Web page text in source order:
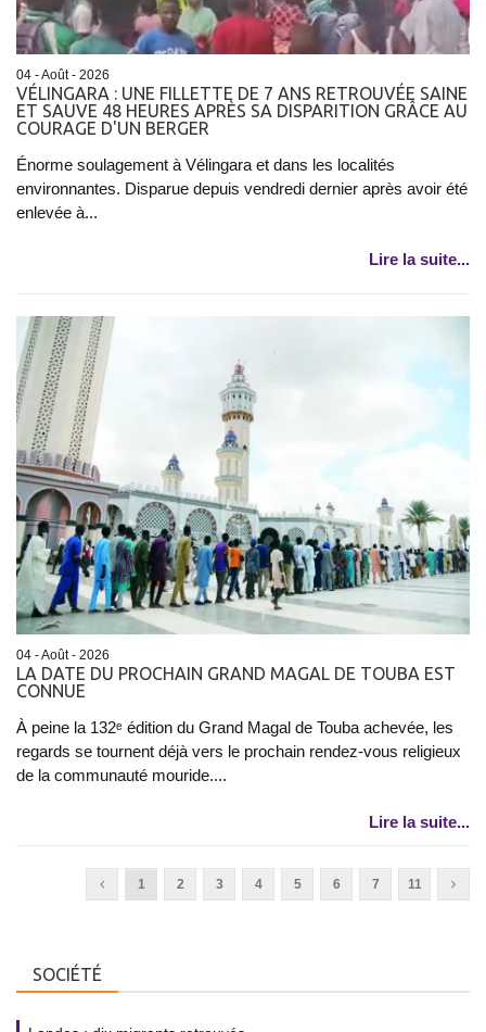
04 - Août - 2026
VÉLINGARA : UNE FILLETTE DE 7 ANS RETROUVÉE SAINE
ET SAUVE 48 HEURES APRÈS SA DISPARITION GRÂCE AU
COURAGE D'UN BERGER
Énorme soulagement à Vélingara et dans les localités
environnantes. Disparue depuis vendredi dernier après avoir été
enlevée à...
Lire la suite...
04 - Août - 2026
LA DATE DU PROCHAIN GRAND MAGAL DE TOUBA EST
CONNUE
À peine la 132ᵉ édition du Grand Magal de Touba achevée, les
regards se tournent déjà vers le prochain rendez-vous religieux
de la communauté mouride....
Lire la suite...
1 2 3 4 5 6 7 11
SOCIÉTÉ